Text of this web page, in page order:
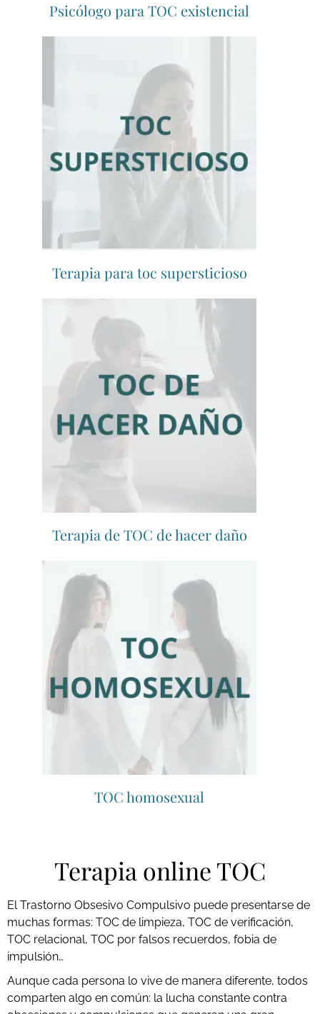
Psicólogo para TOC existencial
Terapia para toc supersticioso
Terapia de TOC de hacer daño
TOC homosexual
Terapia online TOC
El Trastorno Obsesivo Compulsivo puede presentarse de
muchas formas: TOC de limpieza, TOC de verificación,
TOC relacional, TOC por falsos recuerdos, fobia de
impulsión…
Aunque cada persona lo vive de manera diferente, todos
comparten algo en común: la lucha constante contra